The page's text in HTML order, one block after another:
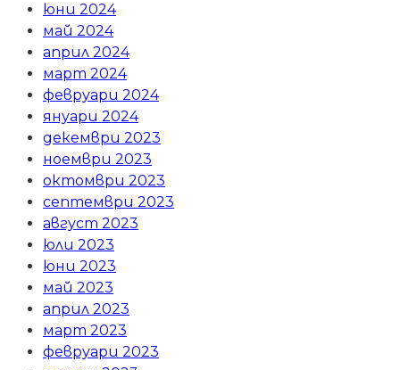
юни 2024
май 2024
април 2024
март 2024
февруари 2024
януари 2024
декември 2023
ноември 2023
октомври 2023
септември 2023
август 2023
юли 2023
юни 2023
май 2023
април 2023
март 2023
февруари 2023